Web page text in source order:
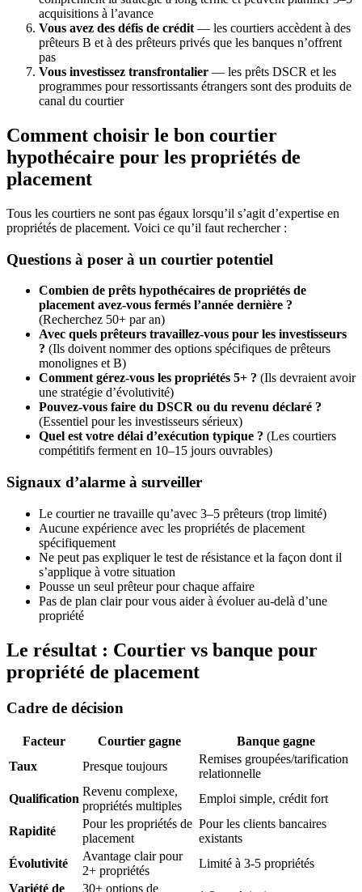
acquisitions à l’avance
Vous avez des défis de crédit — les courtiers accèdent à des
prêteurs B et à des prêteurs privés que les banques n’offrent
pas
Vous investissez transfrontalier — les prêts DSCR et les
programmes pour ressortissants étrangers sont des produits de
canal du courtier
Comment choisir le bon courtier
hypothécaire pour les propriétés de
placement
Tous les courtiers ne sont pas égaux lorsqu’il s’agit d’expertise en
propriétés de placement. Voici ce qu’il faut rechercher :
Questions à poser à un courtier potentiel
Combien de prêts hypothécaires de propriétés de
placement avez-vous fermés l’année dernière ?
(Recherchez 50+ par an)
Avec quels prêteurs travaillez-vous pour les investisseurs
? (Ils doivent nommer des options spécifiques de prêteurs
monolignes et B)
Comment gérez-vous les propriétés 5+ ? (Ils devraient avoir
une stratégie d’évolutivité)
Pouvez-vous faire du DSCR ou du revenu déclaré ?
(Essentiel pour les investisseurs sérieux)
Quel est votre délai d’exécution typique ? (Les courtiers
compétitifs ferment en 10–15 jours ouvrables)
Signaux d’alarme à surveiller
Le courtier ne travaille qu’avec 3–5 prêteurs (trop limité)
Aucune expérience avec les propriétés de placement
spécifiquement
Ne peut pas expliquer le test de résistance et la façon dont il
s’applique à votre situation
Pousse un seul prêteur pour chaque affaire
Pas de plan clair pour vous aider à évoluer au-delà d’une
propriété
Le résultat : Courtier vs banque pour
propriété de placement
Cadre de décision
Facteur Courtier gagne
Banque gagne
Taux
Presque toujours
Remises groupées/tarification
relationnelle
Qualification
Revenu complexe,
propriétés multiples
Emploi simple, crédit fort
Rapidité
Pour les propriétés de
placement
Pour les clients bancaires
existants
Évolutivité
Avantage clair pour
2+ propriétés
Limité à 3-5 propriétés
Variété de
30+ options de